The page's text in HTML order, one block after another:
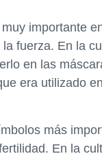
importante
fuerza. En la
en las
era utilizado
más
En la